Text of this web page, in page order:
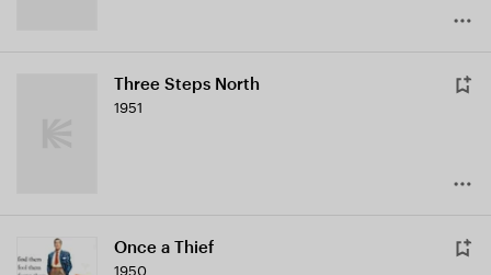
Three Steps North
1951
Once a Thief
1950